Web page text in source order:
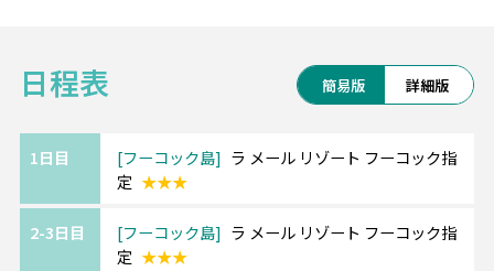
～ベトナム最後の秘境＆ベトナム最大の商
*.。.*゜=============================
ベトナム最大の島・フーコック島。
くさん残っています。
日程表 簡易版 詳細版
1日目 フーコック島
ラ メール リゾート フーコック指
定 ★★★
2-3日目 フーコック島
ラ メール リゾート フーコック指
定 ★★★